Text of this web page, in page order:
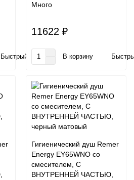
Быстрый заказ
Много
11622 ₽
В корзину
Гигиенический душ Remer
Energy EY65WNO со
смесителем, С
ВНУТРЕННЕЙ ЧАСТЬЮ,